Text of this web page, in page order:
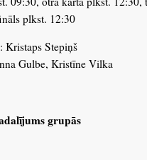
plkst. 12:30
Kristaps Stepiņš
Gulbe, Kristīne Vilka
grupās